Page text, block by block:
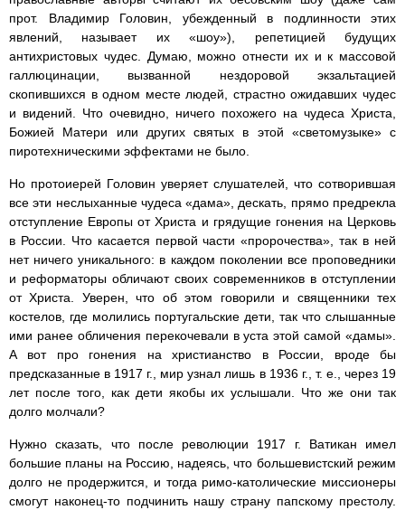
прот. Владимир Головин, убежденный в подлинности этих
явлений, называет их «шоу»), репетицией будущих
антихристовых чудес. Думаю, можно отнести их и к массовой
галлюцинации, вызванной нездоровой экзальтацией
скопившихся в одном месте людей, страстно ожидавших чудес
и видений. Что очевидно, ничего похожего на чудеса Христа,
Божией Матери или других святых в этой «светомузыке» с
пиротехническими эффектами не было.
Но протоиерей Головин уверяет слушателей, что сотворившая
все эти неслыханные чудеса «дама», дескать, прямо предрекла
отступление Европы от Христа и грядущие гонения на Церковь
в России. Что касается первой части «пророчества», так в ней
нет ничего уникального: в каждом поколении все проповедники
и реформаторы обличают своих современников в отступлении
от Христа. Уверен, что об этом говорили и священники тех
костелов, где молились португальские дети, так что слышанные
ими ранее обличения перекочевали в уста этой самой «дамы».
А вот про гонения на христианство в России, вроде бы
предсказанные в 1917 г., мир узнал лишь в 1936 г., т. е., через 19
лет после того, как дети якобы их услышали. Что же они так
долго молчали?
Нужно сказать, что после революции 1917 г. Ватикан имел
большие планы на Россию, надеясь, что большевистский режим
долго не продержится, и тогда римо-католические миссионеры
смогут наконец-то подчинить нашу страну папскому престолу.